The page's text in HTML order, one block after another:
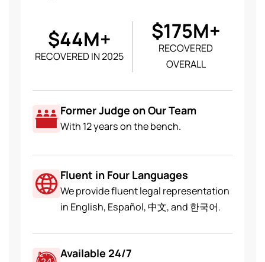
$44M+
RECOVERED IN 2025
$175M+
RECOVERED
OVERALL
Former Judge on Our Team
With 12 years on the bench.
Fluent in Four Languages
We provide fluent legal representation
in English, Español, 中文, and 한국어.
Available 24/7